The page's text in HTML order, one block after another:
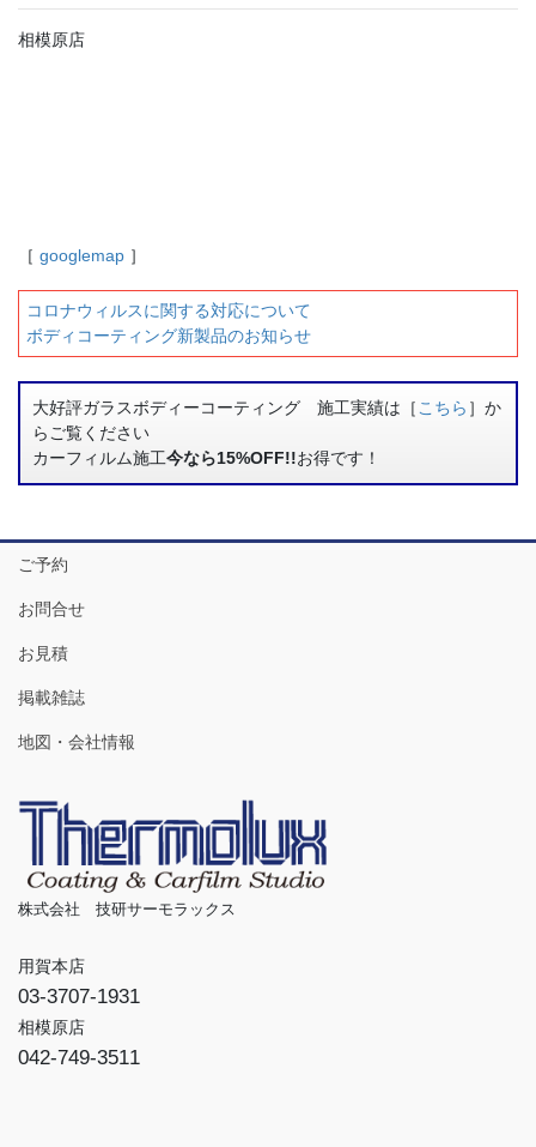
相模原店
［ googlemap ］
コロナウィルスに関する対応について
ボディコーティング新製品のお知らせ
大好評ガラスボディーコーティング 施工実績は［ こちら ］か
らご覧ください
カーフィルム施工今なら15%OFF!!お得です！
ご予約
お問合せ
お見積
掲載雑誌
地図・会社情報
株式会社 技研サーモラックス
用賀本店
03-3707-1931
相模原店
042-749-3511